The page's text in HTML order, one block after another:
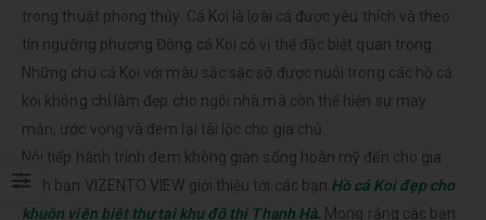
trong thuật phong thủy. Cá Koi là loài cá được yêu thích và theo
tín ngưỡng phương Đông cá Koi có vị thế đặc biệt quan trọng.
Những chú cá Koi với màu sắc sặc sỡ được nuôi trong các hồ cá
koi không chỉ làm đẹp cho ngôi nhà mà còn thể hiện sự may
mắn, ước vọng và đem lại tài lộc cho gia chủ.
Nói tiếp hành trình đem không gian sống hoàn mỹ đến cho gia
đình bạn VIZENTO VIEW giới thiệu tới các bạn Hồ cá Koi đẹp cho
khuôn viên biệt thự tại khu đô thị Thanh Hà. Mong rằng các bạn